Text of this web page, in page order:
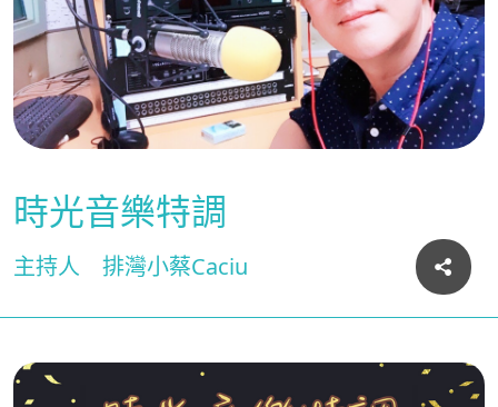
時光音樂特調
主持人 排灣小蔡Caciu